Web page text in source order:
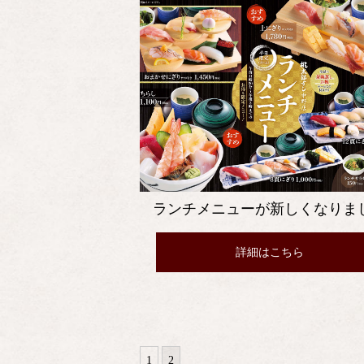
ランチメニューが新しくなりま
詳細はこちら
1 2